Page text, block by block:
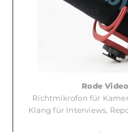
Rode
Richtmikrofon für
Klang für Interviews,